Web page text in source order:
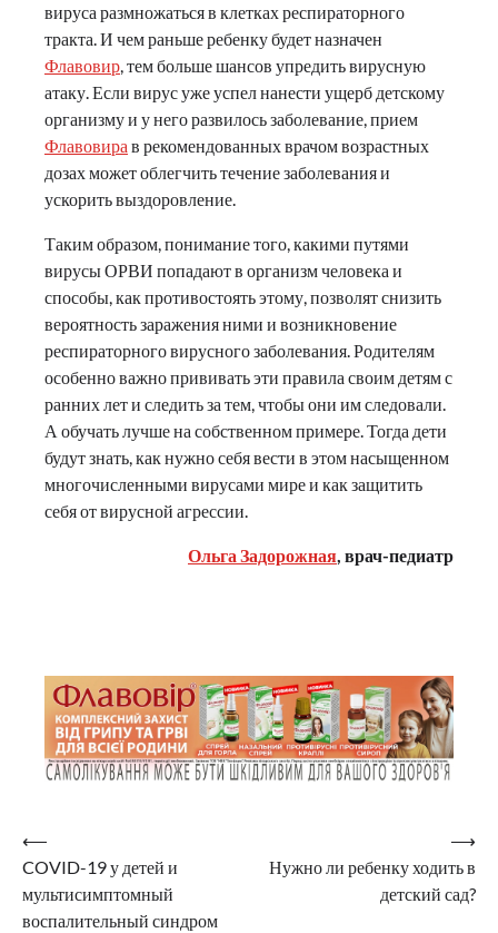
вируса размножаться в клетках респираторного
тракта. И чем раньше ребенку будет назначен
Флавовир, тем больше шансов упредить вирусную
атаку. Если вирус уже успел нанести ущерб детскому
организму и у него развилось заболевание, прием
Флавовира в рекомендованных врачом возрастных
дозах может облегчить течение заболевания и
ускорить выздоровление.
Таким образом, понимание того, какими путями
вирусы ОРВИ попадают в организм человека и
способы, как противостоять этому, позволят снизить
вероятность заражения ними и возникновение
респираторного вирусного заболевания. Родителям
особенно важно прививать эти правила своим детям с
ранних лет и следить за тем, чтобы они им следовали.
А обучать лучше на собственном примере. Тогда дети
будут знать, как нужно себя вести в этом насыщенном
многочисленными вирусами мире и как защитить
себя от вирусной агрессии.
Ольга Задорожная, врач-педиатр
Навигация
по
записям
⟵
COVID-19 у детей и
мультисимптомный
воспалительный синдром
Нужно ли ребенку ходить в
детский сад?
⟶